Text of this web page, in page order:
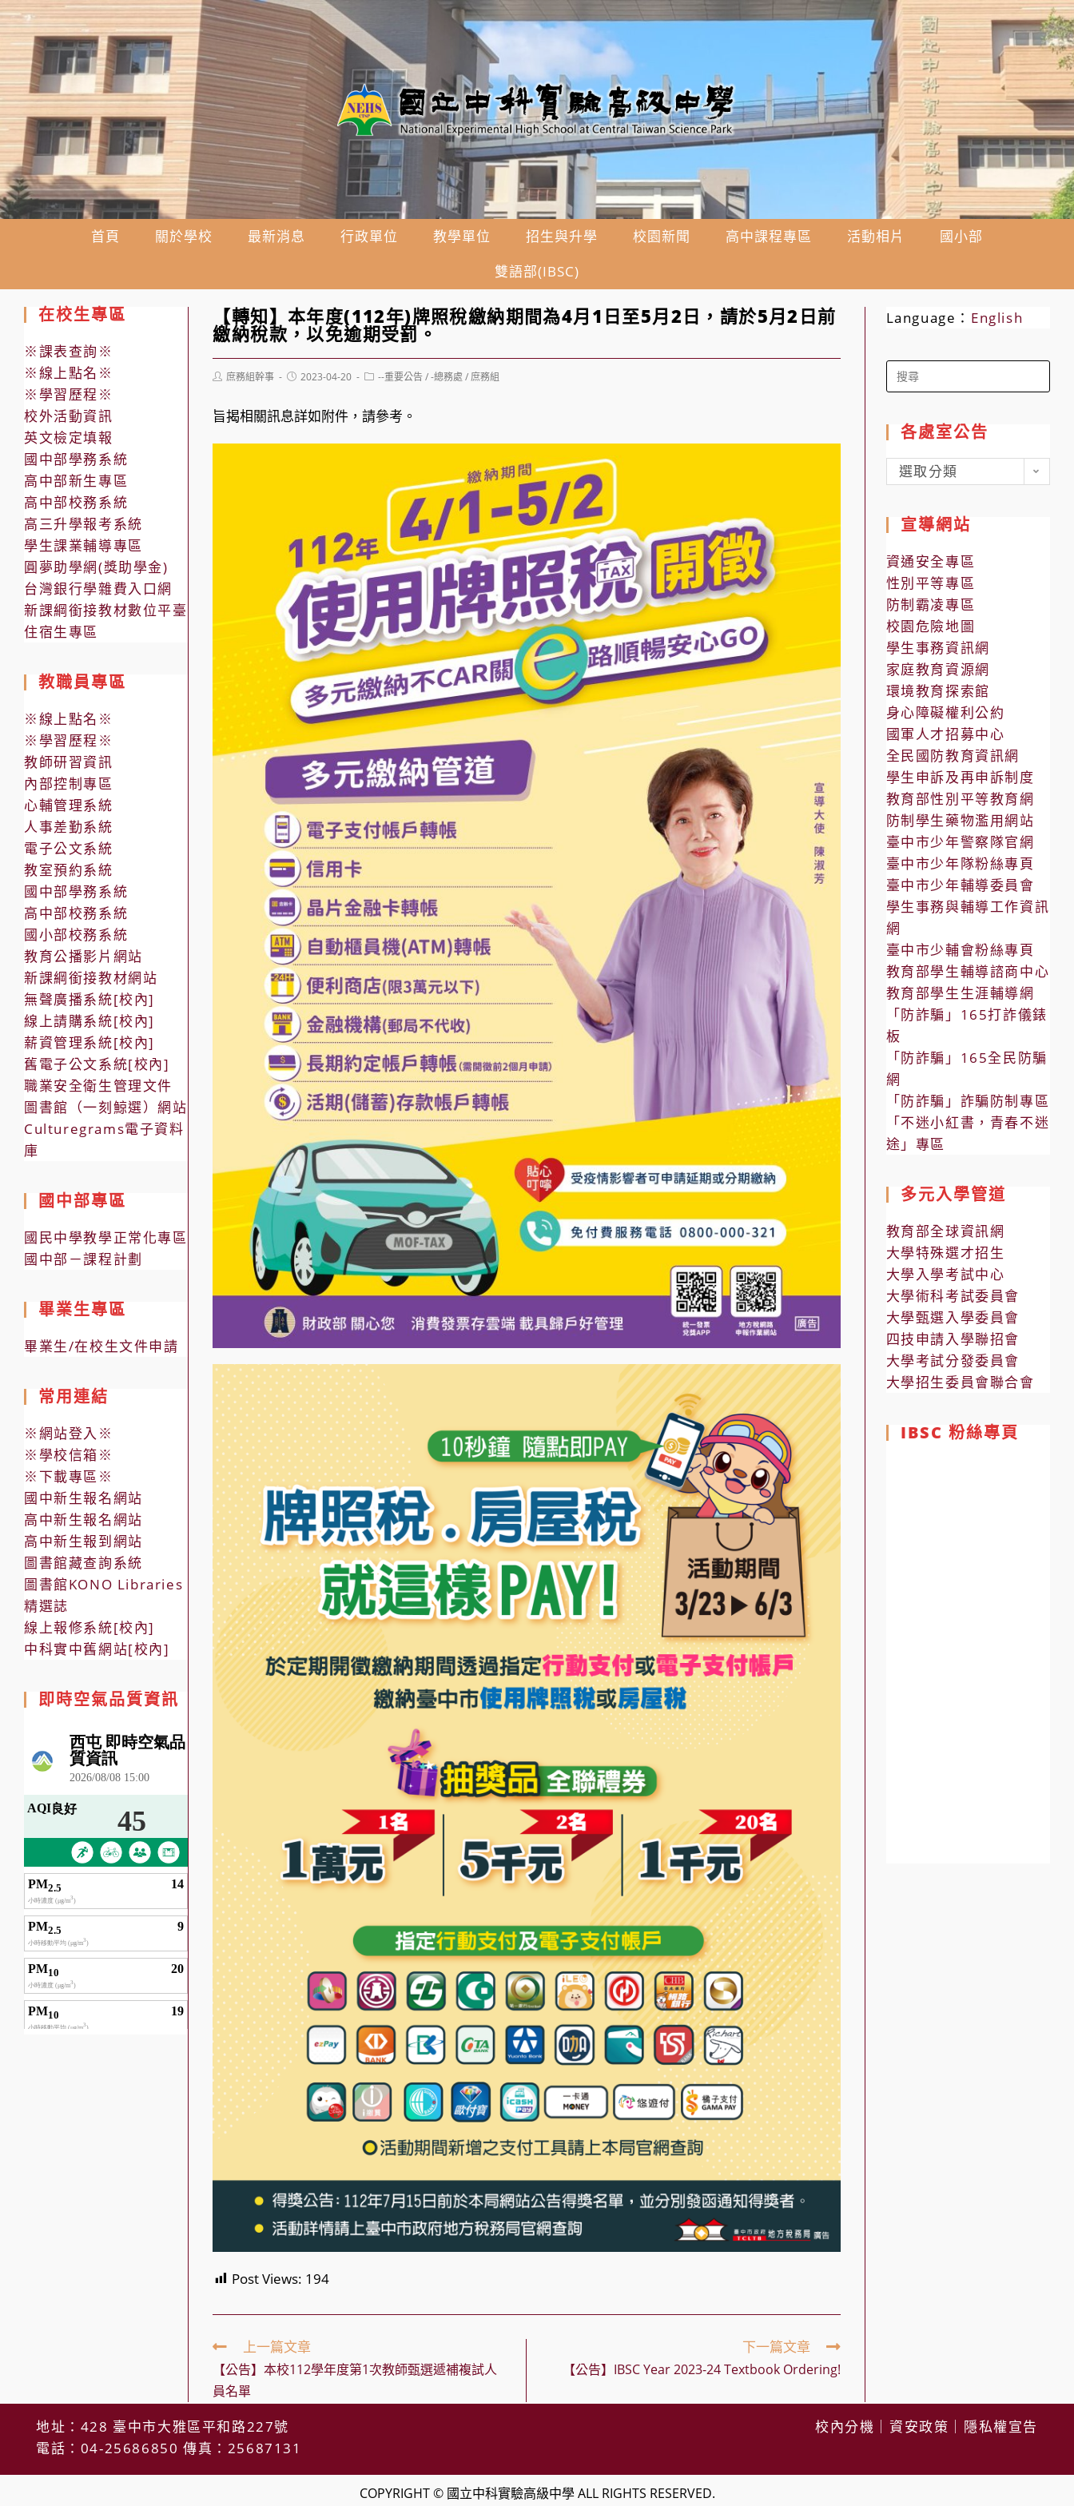
跳
轉
至
主
要
內
容
首頁 關於學校 最新消息 行政單位 教學單位 招生與升學 校園新聞 高中課程專區 活動相片
國小部
雙語部(IBSC)
【轉知】本年度(112年)牌照稅繳納期間為4月1日至5月2日，請於5月2日前
繳納稅款，以免逾期受罰。
Post庶務組幹事
Post2023-04-20
Post--重要公告 / -總務處 / 庶務組
旨揭相關訊息詳如附件，請參考。
Post Views: 194
Read
more
articles
上一篇文章
【公告】本校112學年度第1次教師甄選遞補複試人
員名單
下一篇文章
【公告】IBSC Year 2023-24 Textbook Ordering!
在校生專區
※課表查詢※
※線上點名※
※學習歷程※
校外活動資訊
英文檢定填報
國中部學務系統
高中部新生專區
高中部校務系統
高三升學報考系統
學生課業輔導專區
圓夢助學網(獎助學金)
台灣銀行學雜費入口網
新課綱銜接教材數位平臺
住宿生專區
教職員專區
※線上點名※
※學習歷程※
教師研習資訊
內部控制專區
心輔管理系統
人事差勤系統
電子公文系統
教室預約系統
國中部學務系統
高中部校務系統
國小部校務系統
教育公播影片網站
新課綱銜接教材網站
無聲廣播系統[校內]
線上請購系統[校內]
薪資管理系統[校內]
舊電子公文系統[校內]
職業安全衛生管理文件
圖書館（一刻鯨選）網站
Culturegrams電子資料
庫
國中部專區
國民中學教學正常化專區
國中部－課程計劃
畢業生專區
畢業生/在校生文件申請
常用連結
※網站登入※
※學校信箱※
※下載專區※
國中新生報名網站
高中新生報名網站
高中新生報到網站
圖書館藏查詢系統
圖書館KONO Libraries
精選誌
線上報修系統[校內]
中科實中舊網站[校內]
即時空氣品質資訊
Language： English
Search
for:
各處室公告
各
處
公
告
選取分類
宣導網站
資通安全專區
性別平等專區
防制霸凌專區
校園危險地圖
學生事務資訊網
家庭教育資源網
環境教育探索館
身心障礙權利公約
國軍人才招募中心
全民國防教育資訊網
學生申訴及再申訴制度
教育部性別平等教育網
防制學生藥物濫用網站
臺中市少年警察隊官網
臺中市少年隊粉絲專頁
臺中市少年輔導委員會
學生事務與輔導工作資訊
網
臺中市少輔會粉絲專頁
教育部學生輔導諮商中心
教育部學生生涯輔導網
「防詐騙」165打詐儀錶
板
「防詐騙」165全民防騙
網
「防詐騙」詐騙防制專區
「不迷小紅書，青春不迷
途」專區
多元入學管道
教育部全球資訊網
大學特殊選才招生
大學入學考試中心
大學術科考試委員會
大學甄選入學委員會
四技申請入學聯招會
大學考試分發委員會
大學招生委員會聯合會
IBSC 粉絲專頁
地址：428 臺中市大雅區平和路227號
電話：04-25686850 傳真：25687131
校內分機 資安政策 隱私權宣告
COPYRIGHT © 國立中科實驗高級中學 ALL RIGHTS RESERVED.